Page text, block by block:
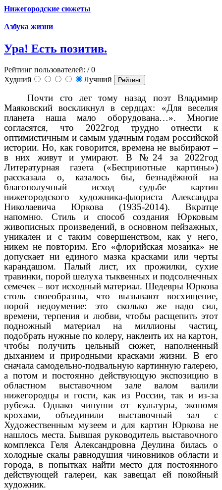
Нижегородские сюжеты
Азбука жизни
Ура! Есть позитив.
Рейтинг пользователей: / 0
Худший
Лучший
Почти сто лет тому назад поэт Владимир
Маяковский воскликнул в сердцах: «Для веселия
планета наша мало оборудована…». Многие
согласятся, что 2022год трудно отнести к
оптимистичным и самым удачным годам российской
истории. Но, как говорится, времена не выбирают –
в них живут и умирают. В №24 за 2022год
Литературная газета («Бесприютные картины»)
рассказала о, казалось бы, безнадёжной на
благополучный исход судьбе картин
нижегородского художника-флориста Александра
Николаевича Юркова (1935-2014). Вкратце
напомню. Стиль и способ создания Юрковым
живописных произведений, в основном пейзажных,
уникален и с таким совершенством, как у него,
никем не повторим. Его «флорийская мозаика» не
допускает ни единого мазка красками или черты
карандашом. Палый лист, их прожилки, сухие
травинки, порой шелуха тыквенных и подсолнечных
семечек – вот исходный материал. Шедевры Юркова
столь своеобразны, что вызывают восхищение,
порой недоумение: это сколько же надо сил,
времени, терпения и любви, чтобы расщепить этот
подножный материал на миллионы частиц,
подобрать нужные по колеру, наклеить их на картон,
чтобы получить цельный сюжет, наполненный
дыханием и природными красками жизни. В его
сначала самодельно-подвальную картинную галерею,
а потом и постоянно действующую экспозицию в
областном выставочном зале валом валили
нижегородцы и гости, как из России, так и из-за
рубежа. Однако чинуши от культуры, экономя
крохами, объединили выставочный зал с
Художественным музеем и для картин Юркова не
нашлось места. Бывшая руководитель выставочного
комплекса Геля Александровна Деулина билась о
холодные скалы равнодушия чиновников области и
города, в попытках найти место для постоянного
действующей галереи, как завещал ей покойный
художник.